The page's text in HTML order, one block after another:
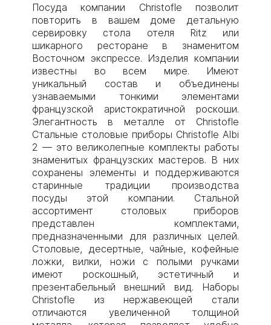
Посуда компании Christofle позволит
повторить в вашем доме детальную
сервировку стола отеля Ritz или
шикарного ресторане в знаменитом
Восточном экспрессе. Изделия компании
известны во всем мире. Имеют
уникальный состав и объединены
узнаваемыми тонкими элементами
французской аристократичной роскоши.
Элегантность в металле от Christofle
Стальные столовые приборы Christofle Albi
2 — это великолепные комплекты работы
знаменитых французских мастеров. В них
сохранены элементы и поддерживаются
старинные традиции производства
посуды этой компании. Стальной
ассортимент столовых приборов
представлен комплектами,
предназначенными для различных целей.
Столовые, десертные, чайные, кофейные
ложки, вилки, ножи с полыми ручками
имеют роскошный, эстетичный и
презентабельный внешний вид. Наборы
Christofle из нержавеющей стали
отличаются увеличенной толщиной